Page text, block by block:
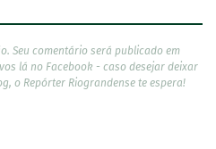
Seu comentário será publicado em
lá no Facebook - caso desejar deixar
o Repórter Riograndense te espera!